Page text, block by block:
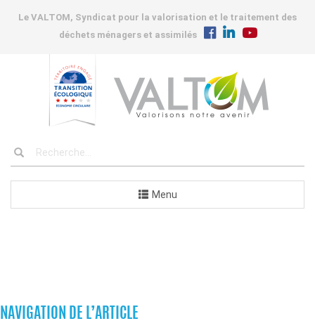
Le VALTOM, Syndicat pour la valorisation et le traitement des
déchets ménagers et assimilés
Menu
NAVIGATION DE L’ARTICLE